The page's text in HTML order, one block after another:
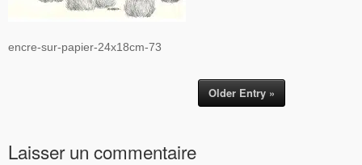
encre-sur-papier-24x18cm-73
Older Entry »
Laisser un commentaire